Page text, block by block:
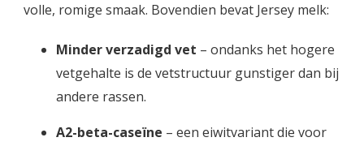
volle, romige smaak. Bovendien bevat Jersey melk:
Minder verzadigd vet – ondanks het hogere
vetgehalte is de vetstructuur gunstiger dan bij
andere rassen.
A2-beta-caseïne – een eiwitvariant die voor